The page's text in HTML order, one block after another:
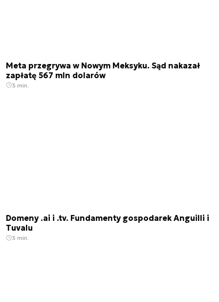
Meta przegrywa w Nowym Meksyku. Sąd nakazał
zapłatę 567 mln dolarów
3 min.
Domeny .ai i .tv. Fundamenty gospodarek Anguilli i
Tuvalu
3 min.